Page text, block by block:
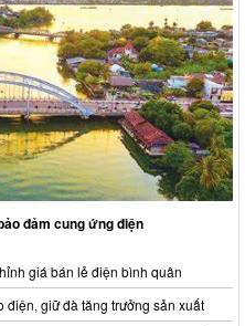
đảm cung ứng điện
giá bán lẻ điện bình quân
điện, giữ đà tăng trưởng sản xuất